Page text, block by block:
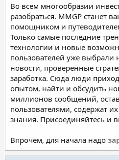
Во всем многообразии
разобраться. MMGP станет
помощником и
Только самые последние
технологии и новые
пользователей уже выбрали
новости, проверенные
заработка. Сюда люди
опытом, найти и обсудить
миллионов сообщений,
пользователями, содержат
знания. Присоединяйтесь и
Впрочем, для начала надо